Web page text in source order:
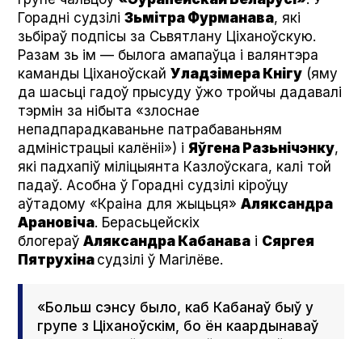
Горадні судзіліЗьмітра Фурманава, які
зьбіраў подпісы за Сьвятлану Ціханоўскую.
Разам зь ім — былога амапаўца і валянтэра
каманды ЦіханоўскайУладзімера Кнігу (яму
да шасьці гадоў прысуду ўжо тройчы дадавалі
тэрмін за нібыта «злоснае
непадпарадкаваньне патрабаваньням
адміністрацыі калёніі») і Яўгена Разьнічэнку,
які падхапіў міліцыянта Казлоўскага, калі той
падаў. Асобна ў Горадні судзілі кіроўцу
аўтадому «Краіна для жыцьця»Аляксандра
Арановіча. Берасьцейскіх
блогераўАляксандра Кабанава і Сяргея
Пятрухіна судзілі ў Магілёве.
«Больш сэнсу было, каб Кабанаў быў у
групе з Ціханоўскім, бо ён каардынаваў